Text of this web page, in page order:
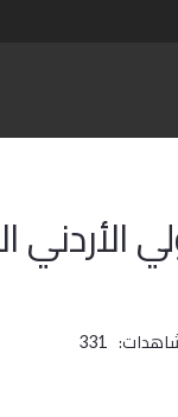
الأردني
331